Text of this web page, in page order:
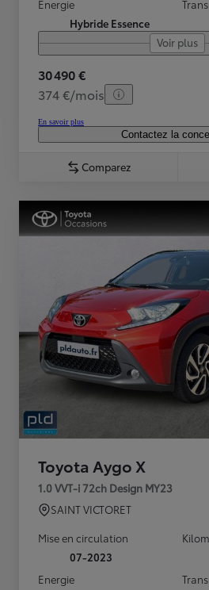
Energie
Hybride Essence
Voir plus
30 490 €
374 €/mois
En savoir plus
Contactez la
Comparez
Toyota Aygo X
1.0 VVT-i 72ch Design MY23
SAINT VICTORET
Mise en circulation
07-2023
Energie